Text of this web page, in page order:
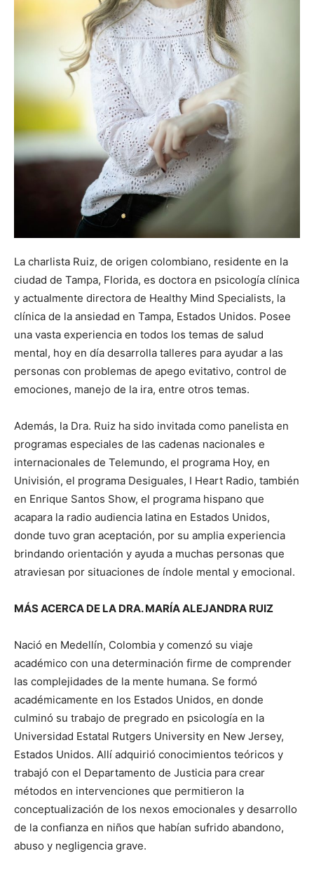
La charlista Ruiz, de origen colombiano, residente en la
ciudad de Tampa, Florida, es doctora en psicología clínica
y actualmente directora de Healthy Mind Specialists, la
clínica de la ansiedad en Tampa, Estados Unidos. Posee
una vasta experiencia en todos los temas de salud
mental, hoy en día desarrolla talleres para ayudar a las
personas con problemas de apego evitativo, control de
emociones, manejo de la ira, entre otros temas.
Además, la Dra. Ruiz ha sido invitada como panelista en
programas especiales de las cadenas nacionales e
internacionales de Telemundo, el programa Hoy, en
Univisión, el programa Desiguales, I Heart Radio, también
en Enrique Santos Show, el programa hispano que
acapara la radio audiencia latina en Estados Unidos,
donde tuvo gran aceptación, por su amplia experiencia
brindando orientación y ayuda a muchas personas que
atraviesan por situaciones de índole mental y emocional.
MÁS ACERCA DE LA DRA. MARÍA ALEJANDRA RUIZ
Nació en Medellín, Colombia y comenzó su viaje
académico con una determinación firme de comprender
las complejidades de la mente humana. Se formó
académicamente en los Estados Unidos, en donde
culminó su trabajo de pregrado en psicología en la
Universidad Estatal Rutgers University en New Jersey,
Estados Unidos. Allí adquirió conocimientos teóricos y
trabajó con el Departamento de Justicia para crear
métodos en intervenciones que permitieron la
conceptualización de los nexos emocionales y desarrollo
de la confianza en niños que habían sufrido abandono,
abuso y negligencia grave.